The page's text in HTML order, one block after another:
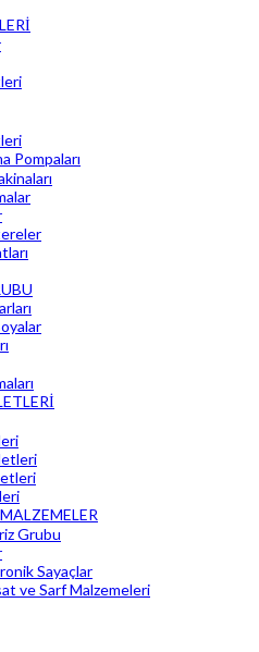
Pompaları
Grubu
Sayaçlar
ve Sarf Malzemeleri